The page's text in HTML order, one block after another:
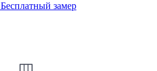
Бесплатный замер